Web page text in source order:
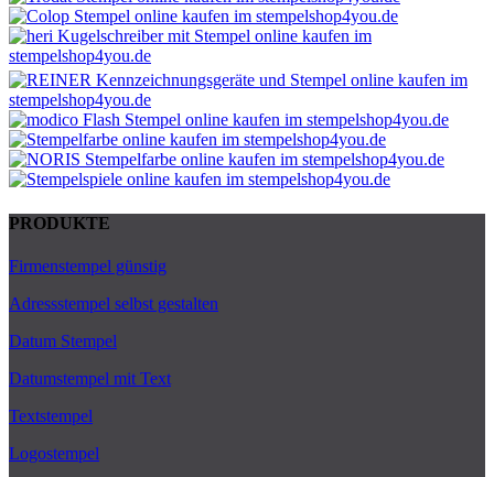
PRODUKTE
Firmenstempel günstig
Adressstempel selbst gestalten
Datum Stempel
Datumstempel mit Text
Textstempel
Logostempel